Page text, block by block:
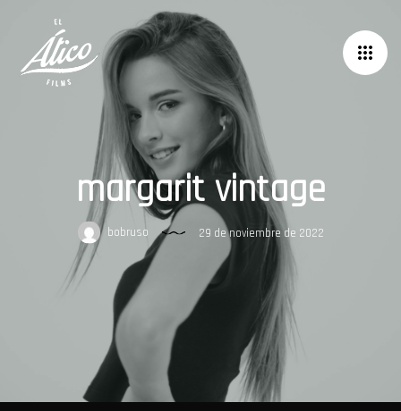
margarit vintage
bobruso 29 de noviembre de 2022